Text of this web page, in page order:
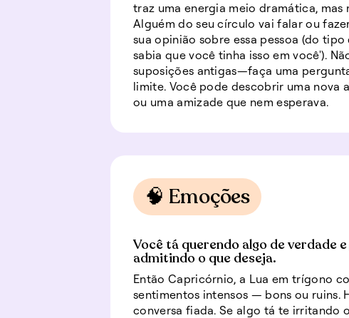
traz uma energia meio dramática, mas
Alguém do seu círculo vai falar ou
sua opinião sobre essa pessoa (do
sabia que você tinha isso em você').
suposições antigas—faça uma
limite. Você pode descobrir uma nova
ou uma amizade que nem esperava.
🧠 Emoções
Você tá querendo algo de verdade
admitindo o que deseja.
Então Capricórnio, a Lua em trígono
sentimentos intensos — bons ou ruins.
conversa fiada. Se algo tá te irritando